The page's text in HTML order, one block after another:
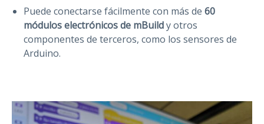
Puede conectarse fácilmente con más de 60
módulos electrónicos de mBuildy otros
componentes de terceros, como los sensores de
Arduino.